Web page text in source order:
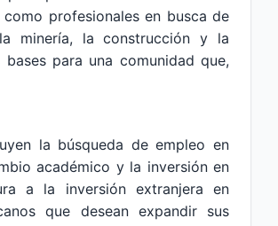
profesionales en busca de
minería, la construcción y la
para una comunidad que,
la búsqueda de empleo en
académico y la inversión en
a la inversión extranjera en
que desean expandir sus